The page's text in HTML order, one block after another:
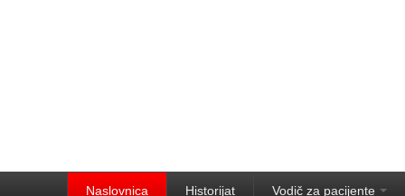
Naslovnica Historijat Vodič za pacijente